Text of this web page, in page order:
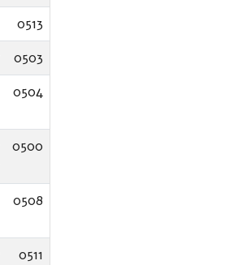
0513
0503
0504
0500
0508
0511